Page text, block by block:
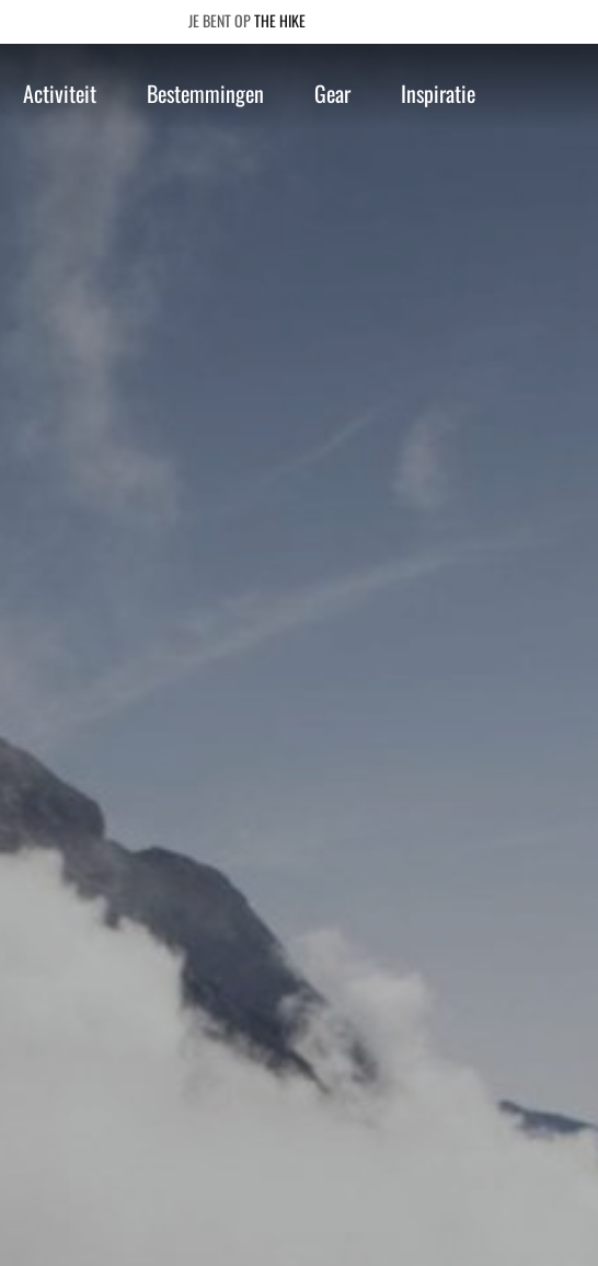
THE HIKE
Activiteit Bestemmingen Gear Inspiratie